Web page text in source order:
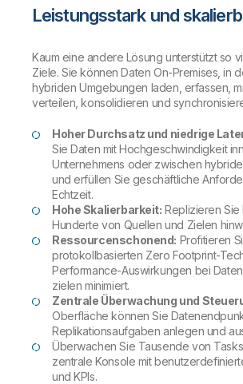
Leistungsstark und
Kaum eine andere Lösung unterstützt so
Ziele. Sie können Daten On-Premises, in
hybriden Umgebungen laden, erfassen,
verteilen, konsolidieren und
Hoher Durchsatz und niedrige
Sie Daten mit Hochgeschwindigkeit
Unternehmens oder zwischen
und erfüllen Sie geschäftliche
Echtzeit.
Hohe Skalierbarkeit: Replizieren
Hunderte von Quellen und Zielen
Ressourcenschonend: Profitieren
protokollbasierten Zero Footprint-
Performance-Auswirkungen bei
zielen minimiert.
Zentrale Überwachung und
Oberfläche können Sie
Replikationsaufgaben anlegen und
Überwachen Sie Tausende von
zentrale Konsole mit
und KPIs.